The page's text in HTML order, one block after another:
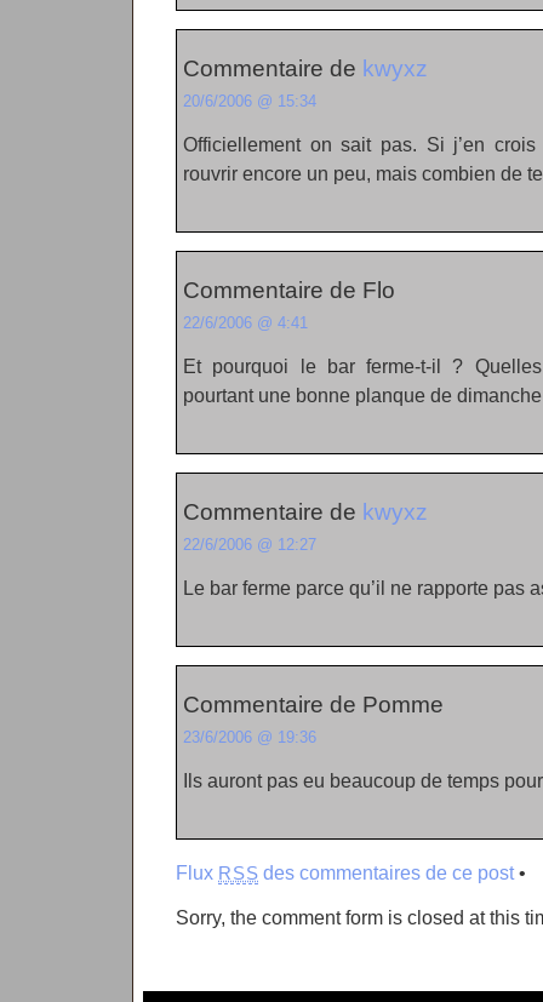
Commentaire de kwyxz
20/6/2006 @ 15:34
Officiellement on sait pas. Si j’en
rouvrir encore un peu, mais combien de
Commentaire de Flo
22/6/2006 @ 4:41
Et pourquoi le bar ferme-t-il ?
pourtant une bonne planque de
Commentaire de kwyxz
22/6/2006 @ 12:27
Le bar ferme parce qu’il ne rapporte pas
Commentaire de Pomme
23/6/2006 @ 19:36
Ils auront pas eu beaucoup de temps
Flux RSS des commentaires de ce post•
Sorry, the comment form is closed at this